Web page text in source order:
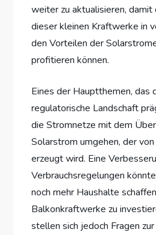
weiter zu aktualisieren,
dieser kleinen Kraftwerke in
den Vorteilen der
profitieren können.
Eines der Hauptthemen, das
regulatorische Landschaft
die Stromnetze mit dem
Solarstrom umgehen, der
erzeugt wird. Eine
Verbrauchsregelungen
noch mehr Haushalte
Balkonkraftwerke zu
stellen sich jedoch Fragen